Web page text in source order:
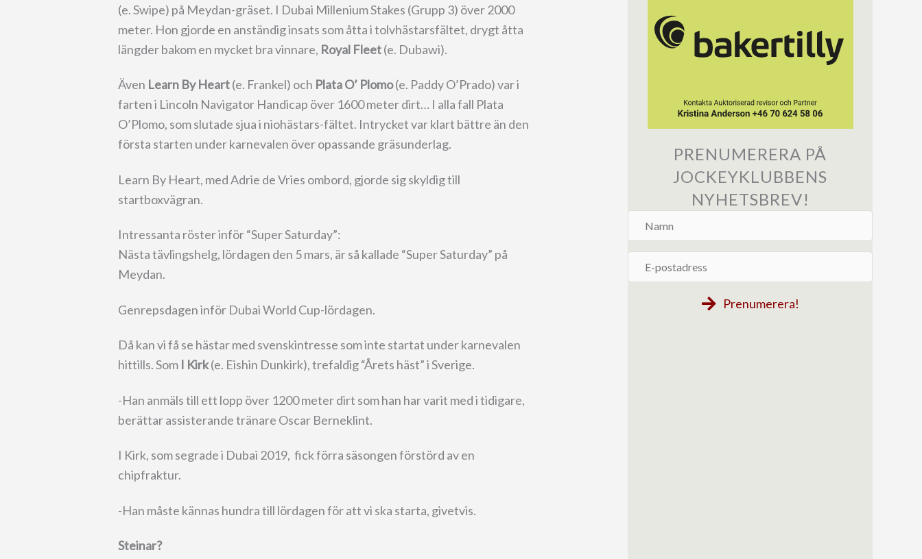
(e. Swipe) på Meydan-gräset. I Dubai Millenium Stakes (Grupp 3) över 2000
meter. Hon gjorde en anständig insats som åtta i tolvhästarsfältet, drygt åtta
längder bakom en mycket bra vinnare, Royal Fleet(e. Dubawi).
Även Learn By Heart(e. Frankel) och Plata O’ Plomo(e. Paddy O’Prado) var i
farten i Lincoln Navigator Handicap över 1600 meter dirt… I alla fall Plata
O’Plomo, som slutade sjua i niohästars-fältet. Intrycket var klart bättre än den
första starten under karnevalen över opassande gräsunderlag.
Learn By Heart, med Adrie de Vries ombord, gjorde sig skyldig till
startboxvägran.
Intressanta röster inför “Super Saturday”:
Nästa tävlingshelg, lördagen den 5 mars, är så kallade “Super Saturday” på
Meydan.
Genrepsdagen inför Dubai World Cup-lördagen.
Då kan vi få se hästar med svenskintresse som inte startat under karnevalen
hittills. Som I Kirk(e. Eishin Dunkirk), trefaldig “Årets häst” i Sverige.
-Han anmäls till ett lopp över 1200 meter dirt som han har varit med i tidigare,
berättar assisterande tränare Oscar Berneklint.
I Kirk, som segrade i Dubai 2019, fick förra säsongen förstörd av en
chipfraktur.
-Han måste kännas hundra till lördagen för att vi ska starta, givetvis.
Steinar?
PRENUMERERA PÅ
JOCKEYKLUBBENS
NYHETSBREV!
Namn
postadress
Prenumerera!